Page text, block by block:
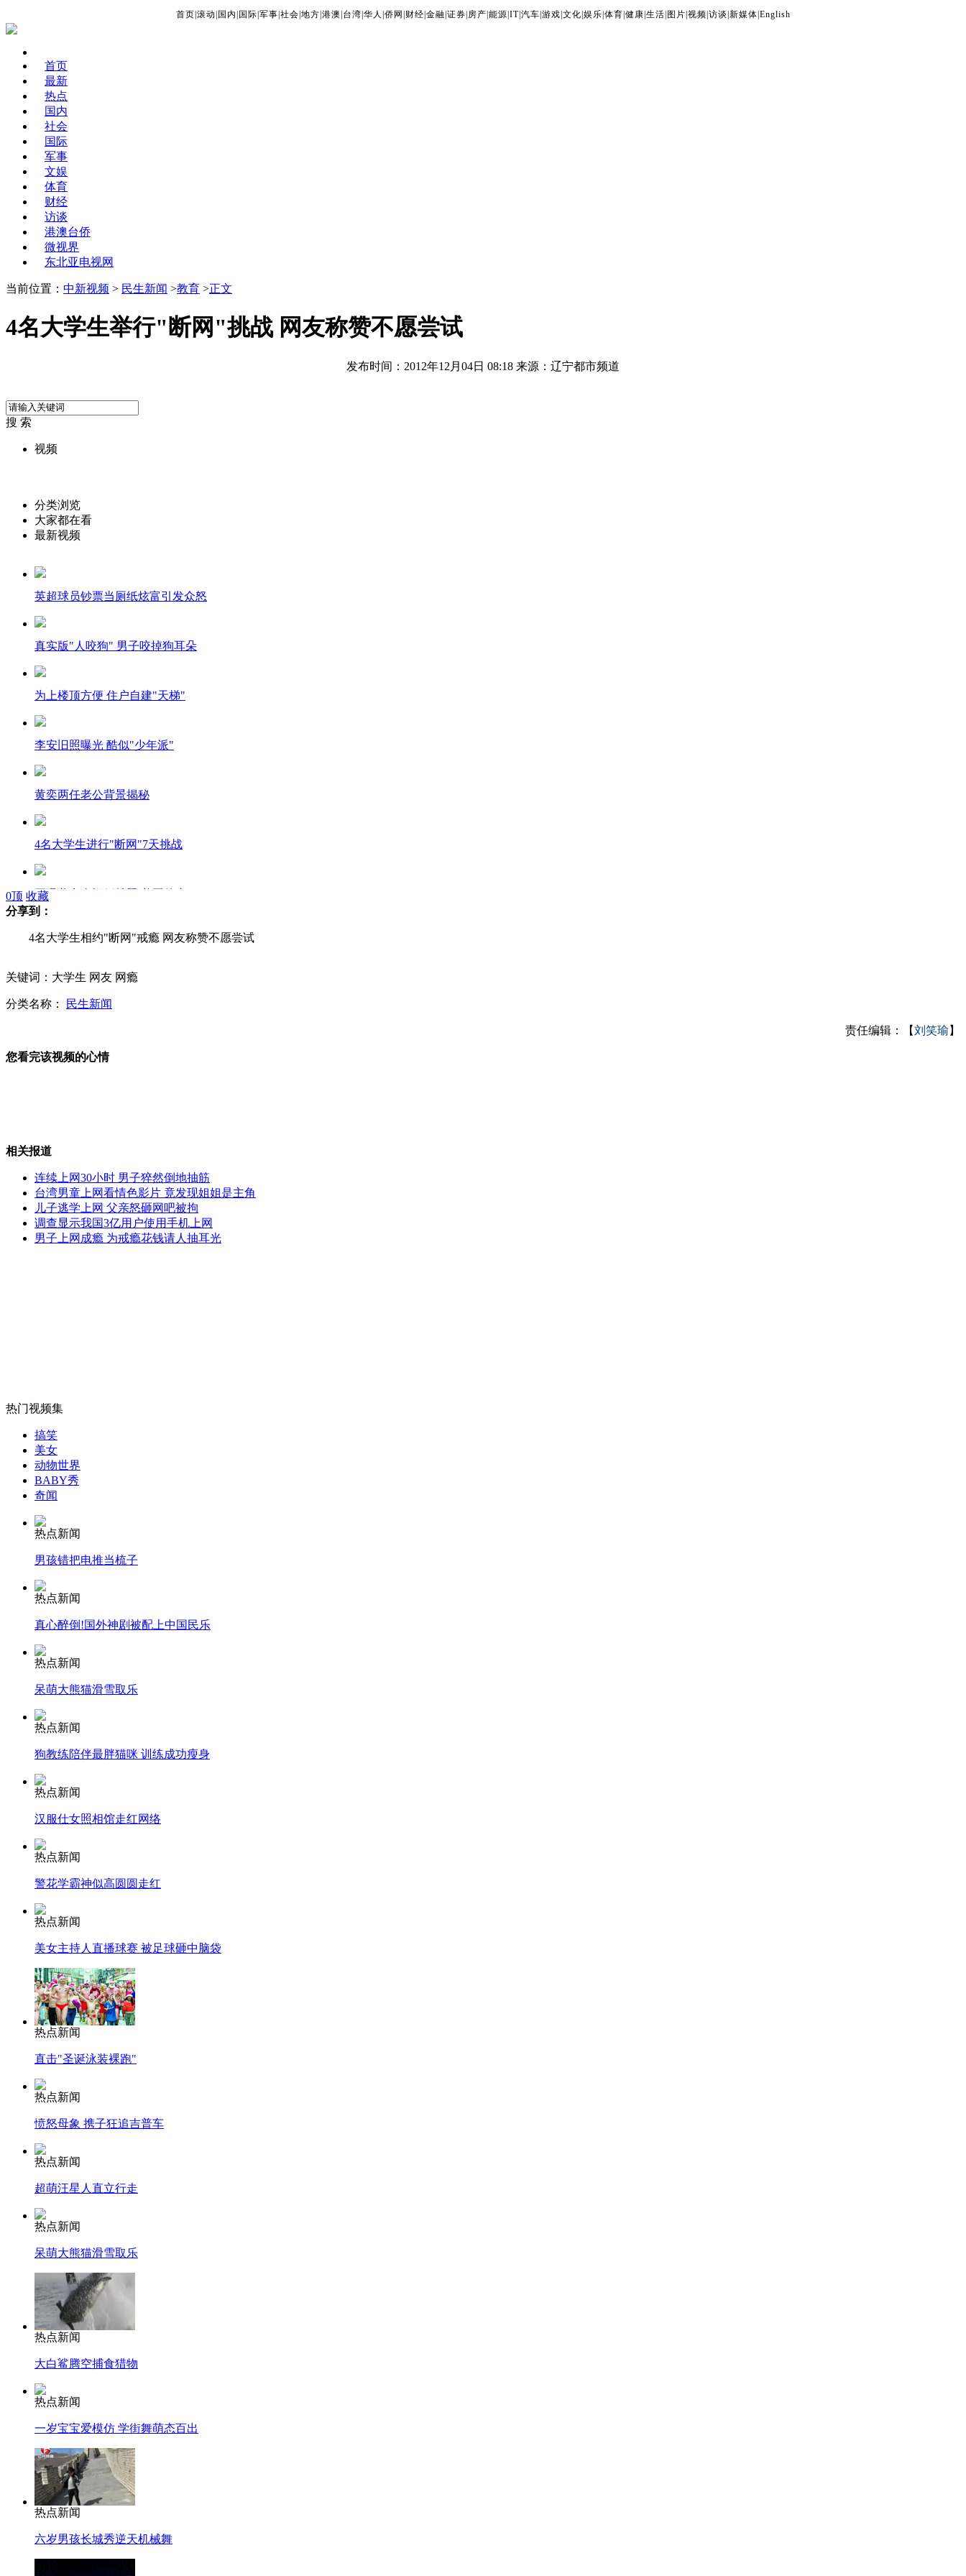
首页 滚动 国内 国际 军事 社会 地方 港澳 台湾 华人 侨网 财经 金融 证券 房产 能源 IT| 汽车 游戏 文化 娱乐 体育 健康 生活 图片 视频 访谈 新媒体 English
首页
最新
热点
国内
社会
国际
军事
文娱
体育
财经
访谈
港澳台侨
微视界
东北亚电视网
当前位置： 中新视频 > 民生新闻 >教育 >正文
4名大学生举行"断网"挑战 网友称赞不愿尝试
发布时间：2012年12月04日 08:18 来源：辽宁都市频道
搜 索
视频
分类浏览
大家都在看
最新视频
英超球员钞票当厕纸炫富引发众怒
真实版"人咬狗" 男子咬掉狗耳朵
为上楼顶方便 住户自建"天梯"
李安旧照曝光 酷似"少年派"
黄奕两任老公背景揭秘
4名大学生进行"断网"7天挑战
网曝黄奕幸福婚纱照 美国待产
澳大利亚上演“江南style”灯光秀
无痛分娩是否安全 医生回应
走！跟着总书记去植树
消防员救轻生者
纽约上演“枕头大战”
司机酒驾遇交警 急速倒车逃窜
0顶 收藏
分享到：
4名大学生相约"断网"戒瘾 网友称赞不愿尝试
关键词：大学生 网友 网瘾
分类名称： 民生新闻
责任编辑：【刘笑瑜 】
您看完该视频的心情
相关报道
连续上网30小时 男子猝然倒地抽筋
台湾男童上网看情色影片 竟发现姐姐是主角
儿子逃学上网 父亲怒砸网吧被拘
调查显示我国3亿用户使用手机上网
男子上网成瘾 为戒瘾花钱请人抽耳光
热门视频集
搞笑
美女
动物世界
BABY秀
奇闻
热点新闻
男孩错把电推当梳子
热点新闻
真心醉倒!国外神剧被配上中国民乐
热点新闻
呆萌大熊猫滑雪取乐
热点新闻
狗教练陪伴最胖猫咪 训练成功瘦身
热点新闻
汉服仕女照相馆走红网络
热点新闻
警花学霸神似高圆圆走红
热点新闻
美女主持人直播球赛 被足球砸中脑袋
热点新闻
直击"圣诞泳装裸跑"
热点新闻
愤怒母象 携子狂追吉普车
热点新闻
超萌汪星人直立行走
热点新闻
呆萌大熊猫滑雪取乐
热点新闻
大白鲨腾空捕食猎物
热点新闻
一岁宝宝爱模仿 学街舞萌态百出
热点新闻
六岁男孩长城秀逆天机械舞